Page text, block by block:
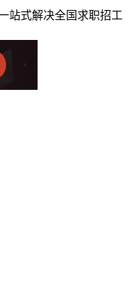
站式解决全国求职招工